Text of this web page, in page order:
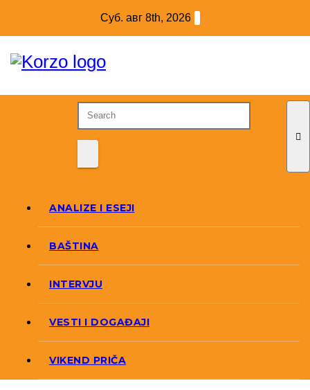
content
Суб. авг 8th, 2026
ANALIZE I ESEJI
BAŠTINA
INTERVJU
VESTI I DOGAĐAJI
VIKEND PRIČA